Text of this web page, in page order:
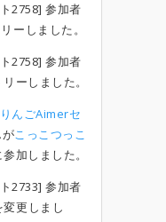
2758] 参加者
ーしました。
2758] 参加者
ーしました。
んごAimerセ
こっこつっこ
参加しました。
2733] 参加者
更しまし